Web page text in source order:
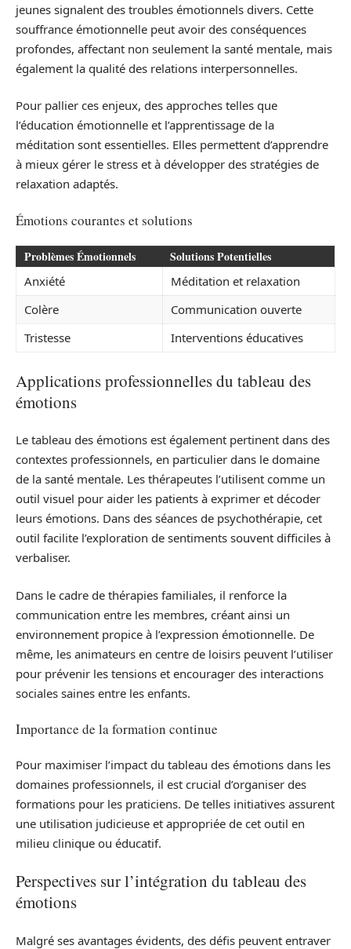
jeunes signalent des troubles émotionnels divers. Cette
souffrance émotionnelle peut avoir des conséquences
profondes, affectant non seulement la santé mentale, mais
également la qualité des relations interpersonnelles.
Pour pallier ces enjeux, des approches telles que
l’éducation émotionnelle et l’apprentissage de la
méditation sont essentielles. Elles permettent d’apprendre
à mieux gérer le stress et à développer des stratégies de
relaxation adaptés.
Émotions courantes et solutions
Problèmes Émotionnels Solutions Potentielles
Anxiété
Méditation et relaxation
Colère
Communication ouverte
Tristesse
Interventions éducatives
Applications professionnelles du tableau des
émotions
Le tableau des émotions est également pertinent dans des
contextes professionnels, en particulier dans le domaine
de la santé mentale. Les thérapeutes l’utilisent comme un
outil visuel pour aider les patients à exprimer et décoder
leurs émotions. Dans des séances de psychothérapie, cet
outil facilite l’exploration de sentiments souvent difficiles à
verbaliser.
Dans le cadre de thérapies familiales, il renforce la
communication entre les membres, créant ainsi un
environnement propice à l’expression émotionnelle. De
même, les animateurs en centre de loisirs peuvent l’utiliser
pour prévenir les tensions et encourager des interactions
sociales saines entre les enfants.
Importance de la formation continue
Pour maximiser l’impact du tableau des émotions dans les
domaines professionnels, il est crucial d’organiser des
formations pour les praticiens. De telles initiatives assurent
une utilisation judicieuse et appropriée de cet outil en
milieu clinique ou éducatif.
Perspectives sur l’intégration du tableau des
émotions
Malgré ses avantages évidents, des défis peuvent entraver